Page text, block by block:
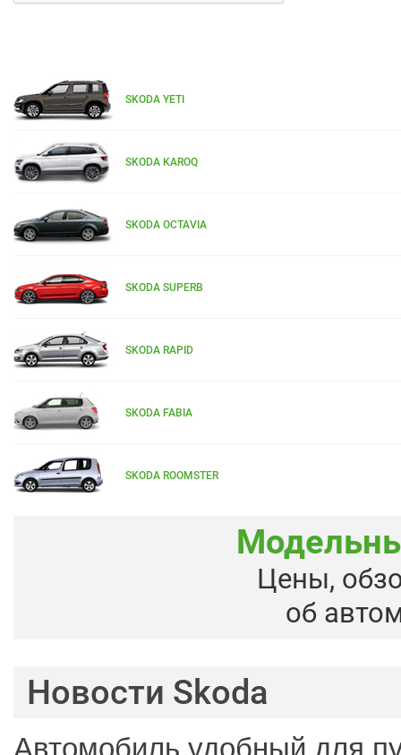
SKODA YETI
SKODA KAROQ
SKODA OCTAVIA
SKODA SUPERB
SKODA RAPID
SKODA FABIA
SKODA ROOMSTER
Цены,
об
Новости Skoda
Автомобиль удобный для